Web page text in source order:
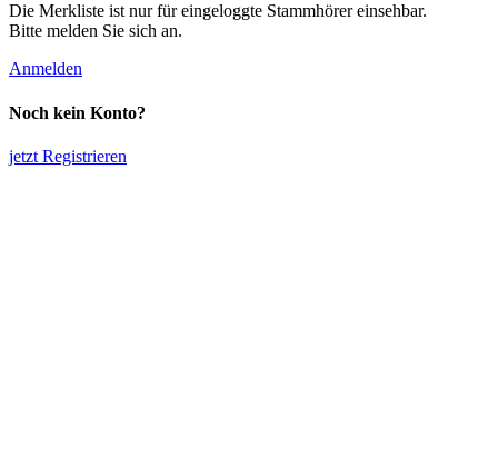
Die Merkliste ist nur für eingeloggte Stammhörer einsehbar.
Bitte melden Sie sich an.
Anmelden
Noch kein Konto?
jetzt Registrieren